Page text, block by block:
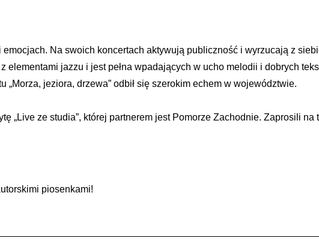
Na swoich koncertach aktywują publiczność i wyrzucają z
elementami jazzu i jest pełna wpadających w ucho melodii i dobrych
jeziora, drzewa” odbił się szerokim echem w województwie.
„Live ze studia”, której partnerem jest Pomorze Zachodnie. Zaprosili
piosenkami!